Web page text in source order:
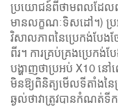
ប្រយោជន៍ពីថាមពលដែល
មានលក្ខណៈទិសដៅ។) ប្រអ
វិសាលភាពនៃប្រេកង់បែ
ពីរ។ ការគ្រប់គ្រងប្រេក
បង្ហាញថាប្រអប់ X10 នៅ
មិនឱ្យពិនិត្យមើលទីតាំងន
ឆ្ងល់ថាវាត្រូវបានកំណត់